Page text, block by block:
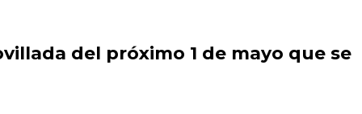
del próximo 1 de mayo que se